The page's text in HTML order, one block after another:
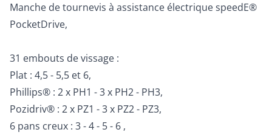
Manche de tournevis à assistance électrique speedE®
PocketDrive,
31 embouts de vissage :
Plat : 4,5 - 5,5 et 6,
Phillips® : 2 x PH1 - 3 x PH2 - PH3,
Pozidriv® : 2 x PZ1 - 3 x PZ2 - PZ3,
6 pans creux : 3 - 4 - 5 - 6 ,